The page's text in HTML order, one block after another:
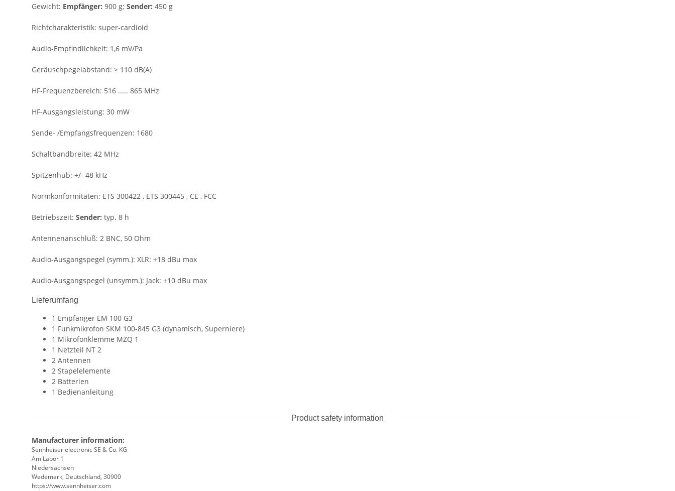
Gewicht: Empfänger: 900 g; Sender: 450 g
Richtcharakteristik: super-cardioid
Audio-Empfindlichkeit: 1,6 mV/Pa
Geräuschpegelabstand: > 110 dB(A)
HF-Frequenzbereich: 516 ..... 865 MHz
HF-Ausgangsleistung: 30 mW
Sende- /Empfangsfrequenzen: 1680
Schaltbandbreite: 42 MHz
Spitzenhub: +/- 48 kHz
Normkonformitäten: ETS 300422 , ETS 300445 , CE , FCC
Betriebszeit: Sender: typ. 8 h
Antennenanschluß: 2 BNC, 50 Ohm
Audio-Ausgangspegel (symm.): XLR: +18 dBu max
Audio-Ausgangspegel (unsymm.): Jack: +10 dBu max
Lieferumfang
1 Empfänger EM 100 G3
1 Funkmikrofon SKM 100-845 G3 (dynamisch, Superniere)
1 Mikrofonklemme MZQ 1
1 Netzteil NT 2
2 Antennen
2 Stapelelemente
2 Batterien
1 Bedienanleitung
Product safety information
Manufacturer information:
Sennheiser electronic SE & Co. KG
Am Labor 1
Niedersachsen
Wedemark, Deutschland, 30900
https://www.sennheiser.com